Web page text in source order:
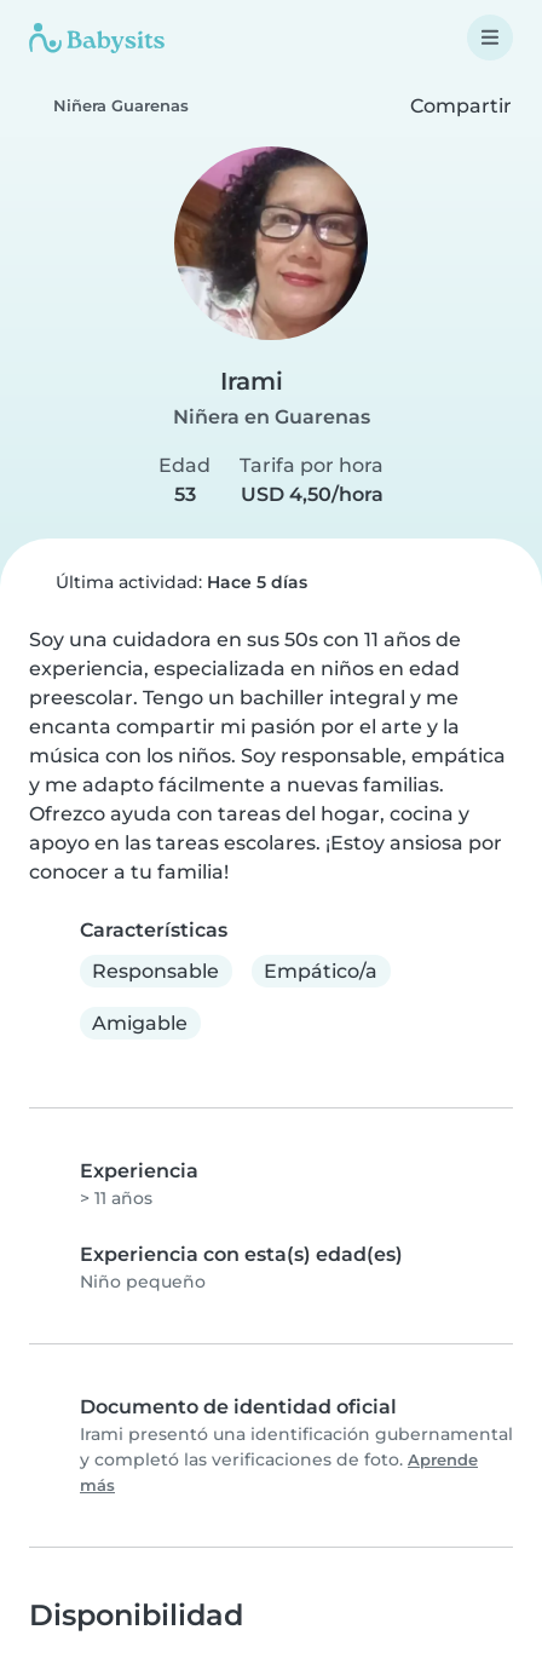
Niñera Guarenas Compartir
Irami
Niñera en Guarenas
Edad
53
Tarifa por hora
USD 4,50/hora
Última actividad: Hace 5 días
Soy una cuidadora en sus 50s con 11 años de
experiencia, especializada en niños en edad
preescolar. Tengo un bachiller integral y me
encanta compartir mi pasión por el arte y la
música con los niños. Soy responsable, empática
y me adapto fácilmente a nuevas familias.
Ofrezco ayuda con tareas del hogar, cocina y
apoyo en las tareas escolares. ¡Estoy ansiosa por
conocer a tu familia!
Características
Responsable
Empático/a
Amigable
Experiencia
> 11 años
Experiencia con esta(s) edad(es)
Niño pequeño
Documento de identidad oficial
Irami presentó una identificación gubernamental
y completó las verificaciones de foto. Aprende
más
Disponibilidad